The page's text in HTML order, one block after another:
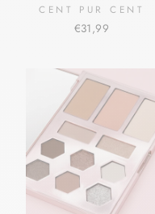
CENT PUR CENT
€31,99